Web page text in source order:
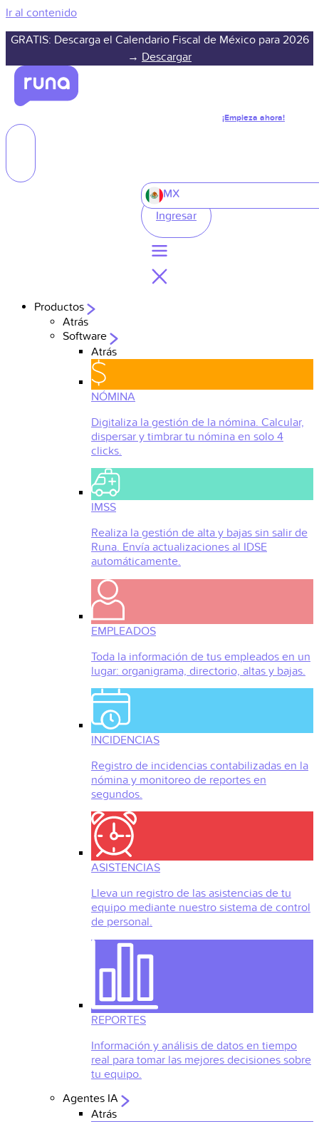
Ir al contenido
GRATIS: Descarga el Calendario Fiscal de México para 2026
→ Descargar
¡Empieza ahora!
MX
Ingresar
Productos
Atrás
Software
Atrás
NÓMINA
Digitaliza la gestión de la nómina. Calcular,
dispersar y timbrar tu nómina en solo 4
clicks.
IMSS
Realiza la gestión de alta y bajas sin salir de
Runa. Envía actualizaciones al IDSE
automáticamente.
EMPLEADOS
Toda la información de tus empleados en un
lugar: organigrama, directorio, altas y bajas.
INCIDENCIAS
Registro de incidencias contabilizadas en la
nómina y monitoreo de reportes en
segundos.
ASISTENCIAS
Lleva un registro de las asistencias de tu
equipo mediante nuestro sistema de control
de personal.
REPORTES
Información y análisis de datos en tiempo
real para tomar las mejores decisiones sobre
tu equipo.
Agentes IA
Atrás